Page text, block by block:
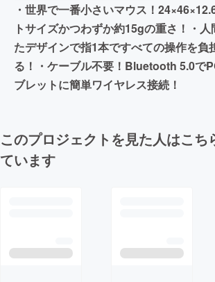
・世界で一番小さいマウス！
トサイズかつわずか約15gの重さ！・
たデザインで指1本ですべての操作を負
る！・ケーブル不要！Bluetooth 5.0で
ブレットに簡単ワイヤレス接続！
このプロジェクトを見た人はこち
ています